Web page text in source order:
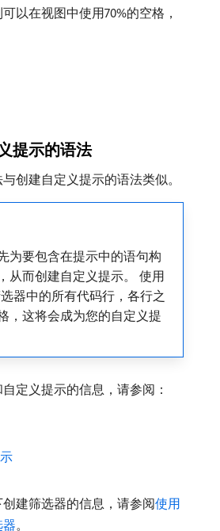
以在视图中使用70%的空格，
提示的语法
创建自定义提示的语法类似。
为要包含在提示中的语句构
从而创建自定义提示。 使用
选器中的所有代码行，各行之
，这将会成为您的自定义提
定义提示的信息，请参阅：
建筛选器的信息，请参阅使用
。